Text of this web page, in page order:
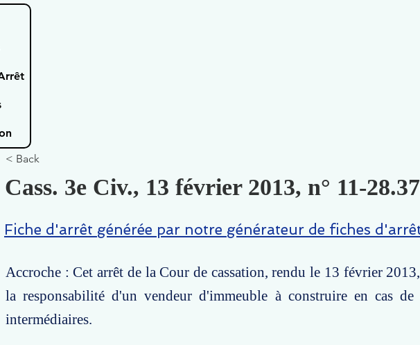
< Back
Cass. 3e Civ., 13 février 2013, n° 11-
Fiche d'arrêt générée par notre générateur de fiches
Accroche : Cet arrêt de la Cour de cassation, rendu le 13 février
la responsabilité d'un vendeur d'immeuble à construire en cas de
intermédiaires.